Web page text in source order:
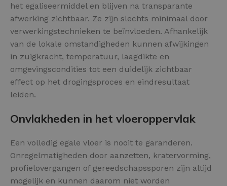
het egaliseermiddel en blijven na transparante
afwerking zichtbaar. Ze zijn slechts minimaal door
verwerkingstechnieken te beïnvloeden. Afhankelijk
van de lokale omstandigheden kunnen afwijkingen
in zuigkracht, temperatuur, laagdikte en
omgevingscondities tot een duidelijk zichtbaar
effect op het drogingsproces en eindresultaat
leiden.
Onvlakheden in het vloeroppervlak
Een volledig egale vloer is nooit te garanderen.
Onregelmatigheden door aanzetten, kratervorming,
profielovergangen of gereedschapssporen zijn altijd
mogelijk en kunnen daarom niet worden